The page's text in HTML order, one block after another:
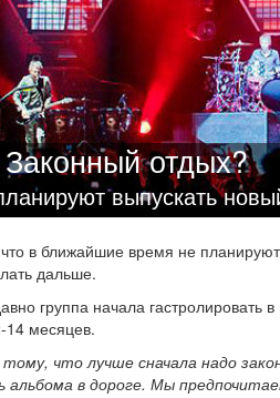
Законный отдых?
выпускать
в ближайшие время не
дальше.
группа начала гастролировать
14 месяцев.
тому, что лучше сначала надо
альбома в дороге. Мы